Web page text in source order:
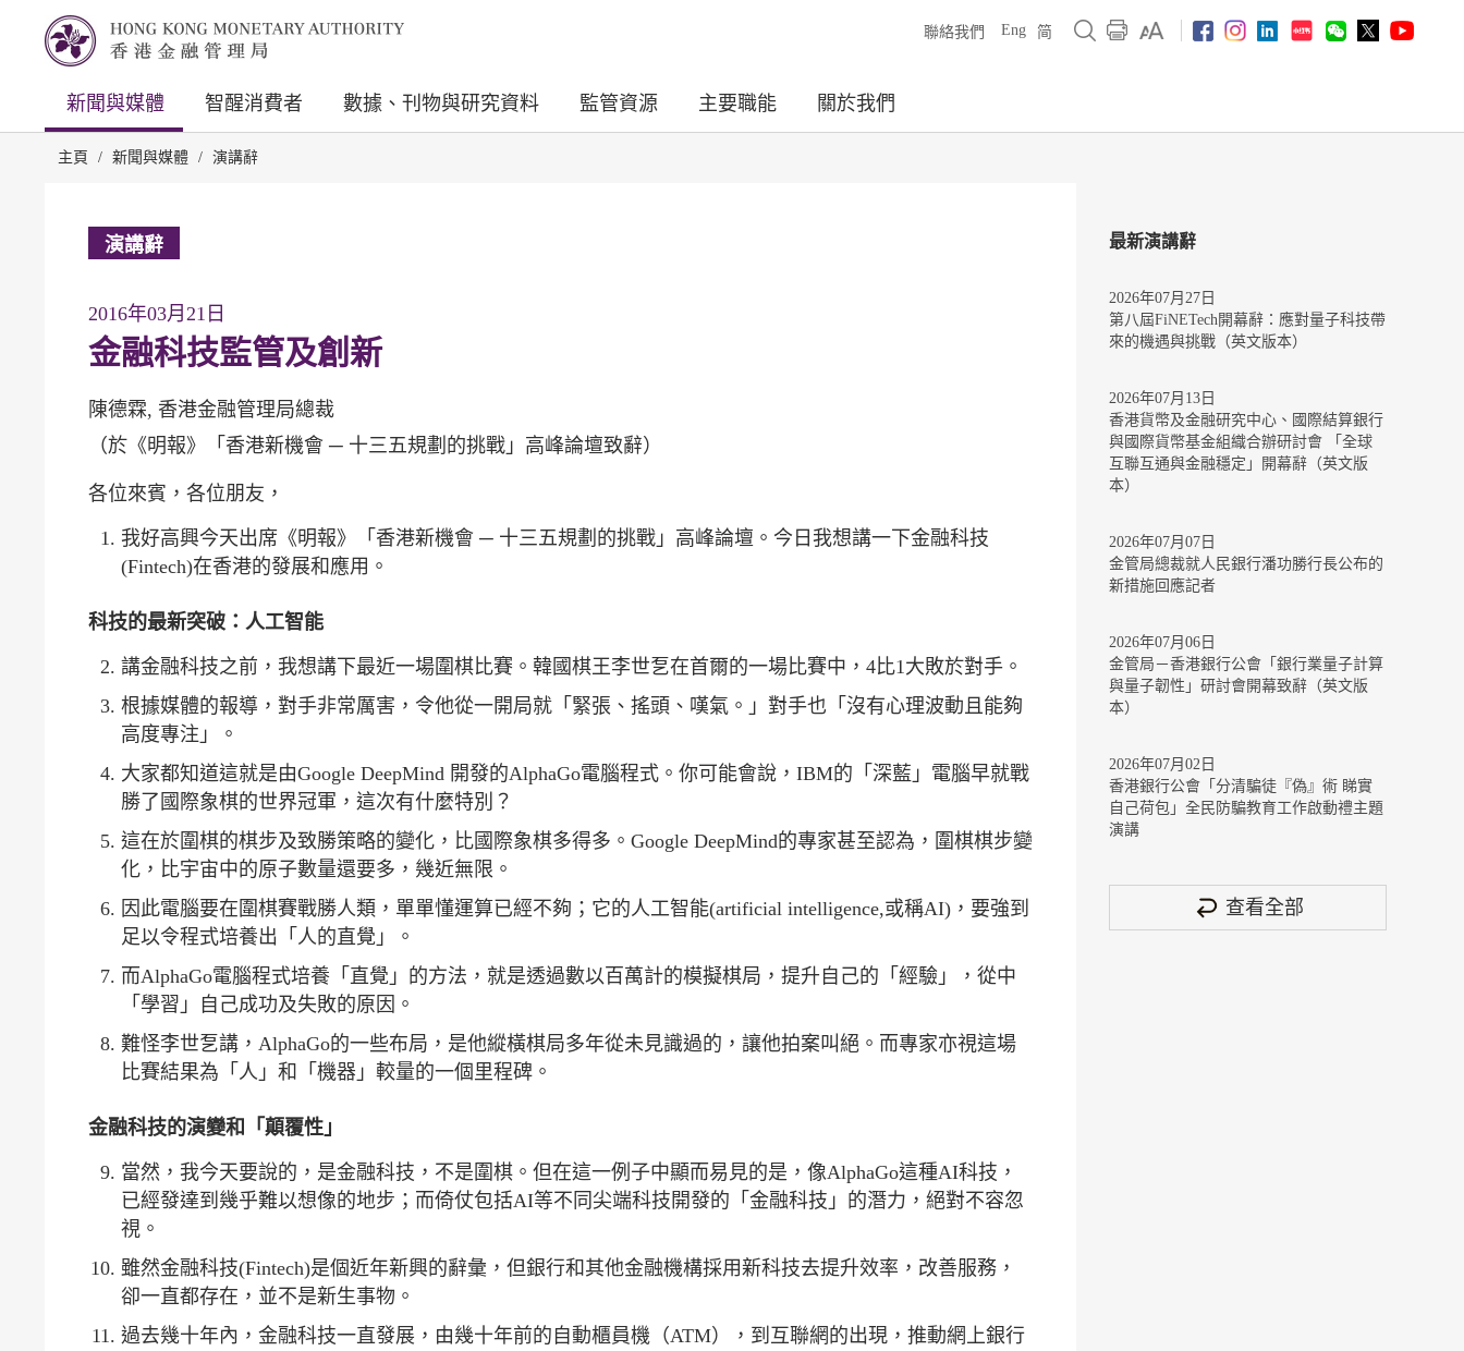
聯絡我們 Eng 简
新聞與媒體 智醒消費者 數據、刊物與研究資料 監管資源 主要職能 關於我們
主頁 / 新聞與媒體 / 演講辭
演講辭
2016年03月21日
金融科技監管及創新
陳德霖, 香港金融管理局總裁
（於《明報》「香港新機會 ─ 十三五規劃的挑戰」高峰論壇致辭）
各位來賓，各位朋友，
我好高興今天出席《明報》「香港新機會 ─ 十三五規劃的挑戰」高峰論壇。今日我想講一下金融科技
(Fintech)在香港的發展和應用。
科技的最新突破：人工智能
講金融科技之前，我想講下最近一場圍棋比賽。韓國棋王李世乭在首爾的一場比賽中，4比1大敗於對手。
根據媒體的報導，對手非常厲害，令他從一開局就「緊張、搖頭、嘆氣。」對手也「沒有心理波動且能夠
高度專注」。
大家都知道這就是由Google DeepMind 開發的AlphaGo電腦程式。你可能會說，IBM的「深藍」電腦早就戰
勝了國際象棋的世界冠軍，這次有什麼特別？
這在於圍棋的棋步及致勝策略的變化，比國際象棋多得多。Google DeepMind的專家甚至認為，圍棋棋步變
化，比宇宙中的原子數量還要多，幾近無限。
因此電腦要在圍棋賽戰勝人類，單單懂運算已經不夠；它的人工智能(artificial intelligence,或稱AI)，要強到
足以令程式培養出「人的直覺」。
而AlphaGo電腦程式培養「直覺」的方法，就是透過數以百萬計的模擬棋局，提升自己的「經驗」，從中
「學習」自己成功及失敗的原因。
難怪李世乭講，AlphaGo的一些布局，是他縱橫棋局多年從未見識過的，讓他拍案叫絕。而專家亦視這場
比賽結果為「人」和「機器」較量的一個里程碑。
金融科技的演變和「顛覆性」
當然，我今天要說的，是金融科技，不是圍棋。但在這一例子中顯而易見的是，像AlphaGo這種AI科技，
已經發達到幾乎難以想像的地步；而倚仗包括AI等不同尖端科技開發的「金融科技」的潛力，絕對不容忽
視。
雖然金融科技(Fintech)是個近年新興的辭彙，但銀行和其他金融機構採用新科技去提升效率，改善服務，
卻一直都存在，並不是新生事物。
過去幾十年內，金融科技一直發展，由幾十年前的自動櫃員機（ATM），到互聯網的出現，推動網上銀行
最新演講辭
2026年07月27日
第八屆FiNETech開幕辭：應對量子科技帶
來的機遇與挑戰（英文版本）
2026年07月13日
香港貨幣及金融研究中心、國際結算銀行
與國際貨幣基金組織合辦研討會 「全球
互聯互通與金融穩定」開幕辭（英文版
本）
2026年07月07日
金管局總裁就人民銀行潘功勝行長公布的
新措施回應記者
2026年07月06日
金管局－香港銀行公會「銀行業量子計算
與量子韌性」研討會開幕致辭（英文版
本）
2026年07月02日
香港銀行公會「分清騙徒『偽』術 睇實
自己荷包」全民防騙教育工作啟動禮主題
演講
查看全部